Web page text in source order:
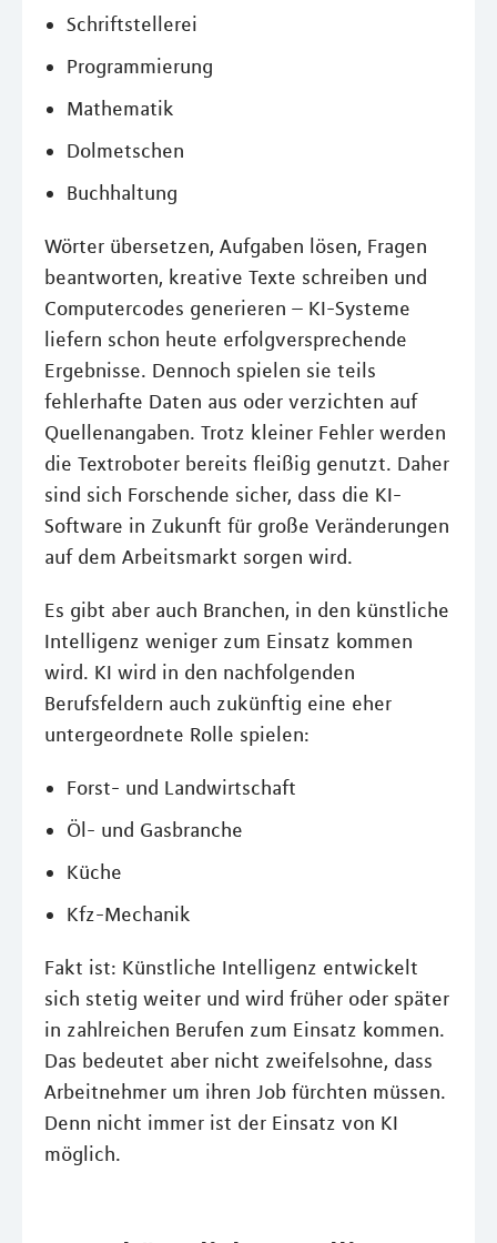
Schriftstellerei
Programmierung
Mathematik
Dolmetschen
Buchhaltung
Wörter übersetzen, Aufgaben lösen, Fragen
beantworten, kreative Texte schreiben und
Computercodes generieren – KI-Systeme
liefern schon heute erfolgversprechende
Ergebnisse. Dennoch spielen sie teils
fehlerhafte Daten aus oder verzichten auf
Quellenangaben. Trotz kleiner Fehler werden
die Textroboter bereits fleißig genutzt. Daher
sind sich Forschende sicher, dass die KI-
Software in Zukunft für große Veränderungen
auf dem Arbeitsmarkt sorgen wird.
Es gibt aber auch Branchen, in den künstliche
Intelligenz weniger zum Einsatz kommen
wird. KI wird in den nachfolgenden
Berufsfeldern auch zukünftig eine eher
untergeordnete Rolle spielen:
Forst- und Landwirtschaft
Öl- und Gasbranche
Küche
Kfz-Mechanik
Fakt ist: Künstliche Intelligenz entwickelt
sich stetig weiter und wird früher oder später
in zahlreichen Berufen zum Einsatz kommen.
Das bedeutet aber nicht zweifelsohne, dass
Arbeitnehmer um ihren Job fürchten müssen.
Denn nicht immer ist der Einsatz von KI
möglich.